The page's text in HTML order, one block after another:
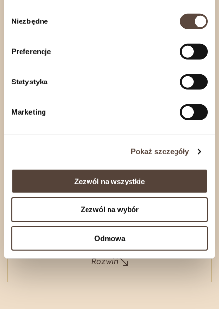
zgody
Niezbędne
Preferencje
Statystyka
Marketing
Pokaż szczegóły
Zezwól na wszystkie
Zezwól na wybór
Odmowa
, nadającą lekko pikantny
Wysoka jakość mięsa
od sprawdzonego polskiego
zapotrzebowania Naszych Klientów.
poniedziałku
czwartku
Jeśli zależy Ci na konkretnym terminie realizacji,
skontaktuj się z nami.
Informacje o produkcie
Rozwiń